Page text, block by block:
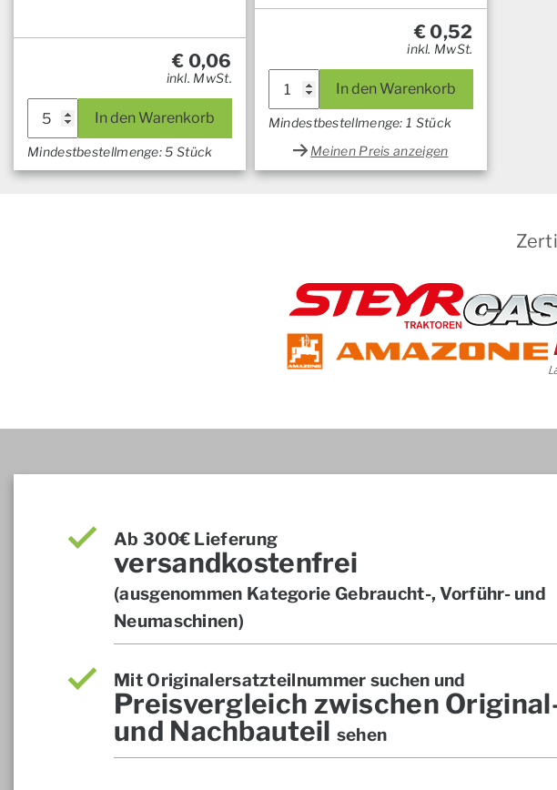
€ 0,06
inkl. MwSt.
In den Warenkorb
Mindestbestellmenge: 5 Stück
€ 0,52
inkl. MwSt.
In den Warenkorb
Mindestbestellmenge: 1 Stück
Meinen Preis anzeigen
Ab 300€ Lieferung
versandkostenfrei
(ausgenommen Kategorie Gebraucht-, Vorführ- und
Neumaschinen)
Mit Originalersatzteilnummer suchen und
Preisvergleich zwischen
und Nachbauteil sehen